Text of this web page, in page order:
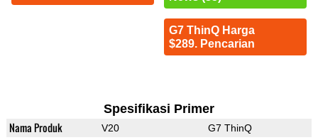
G7 ThinQ Harga
$289. Pencarian
Spesifikasi Primer
Nama Produk V20 G7 ThinQ